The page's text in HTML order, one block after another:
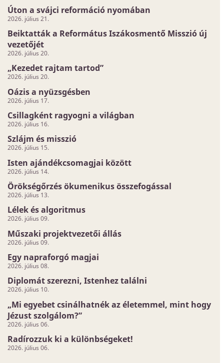
Úton a svájci reformáció nyomában
2026. július 21.
Beiktatták a Református Iszákosmentő Misszió új
vezetőjét
2026. július 20.
„Kezedet rajtam tartod”
2026. július 20.
Oázis a nyüzsgésben
2026. július 17.
Csillagként ragyogni a világban
2026. július 16.
Szlájm és misszió
2026. július 15.
Isten ajándékcsomagjai között
2026. július 14.
Örökségőrzés ökumenikus összefogással
2026. július 13.
Lélek és algoritmus
2026. július 09.
Műszaki projektvezetői állás
2026. július 09.
Egy napraforgó magjai
2026. július 08.
Diplomát szerezni, Istenhez találni
2026. július 10.
„Mi egyebet csinálhatnék az életemmel, mint hogy
Jézust szolgálom?”
2026. július 06.
Radírozzuk ki a különbségeket!
2026. július 06.